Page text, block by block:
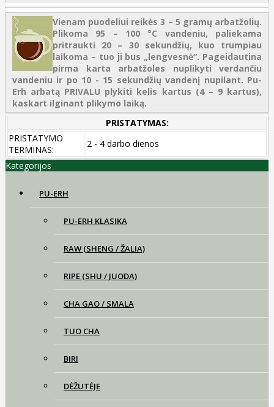
Vienam puodeliui reikės 3 – 5 gramų arbatžolių.
Plikoma 95 – 100 °C vandeniu, paliekama
pritraukti 20 – 30 sekundžių, kuo trumpiau
laikoma – tuo ji bus „lengvesnė“. Pageidautina
pirma karta arbatžoles nuplikyti verdančiu
vandeniu ir po 10 - 15 sekundžių vandenį nupilant. Pu-
Erh arbatą PRIVALU plykiti kelis kartus (4 – 9 kartus),
kaskart ilginant plikymo laiką.
PRISTATYMAS:
PRISTATYMO
TERMINAS:
2 - 4 darbo dienos
Kategorijos
PU-ERH
PU-ERH KLASIKA
RAW (SHENG / ŽALIA)
RIPE (SHU / JUODA)
CHA GAO / SMALA
TUO CHA
BIRI
DĖŽUTĖJE